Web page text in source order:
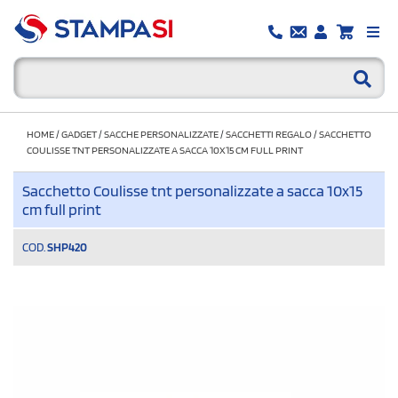
HOME/GADGET/SACCHE PERSONALIZZATE/SACCHETTI REGALO/SACCHETTO
COULISSE TNT PERSONALIZZATE A SACCA 10X15 CM FULL PRINT
Sacchetto Coulisse tnt personalizzate a sacca 10x15
cm full print
COD. SHP420